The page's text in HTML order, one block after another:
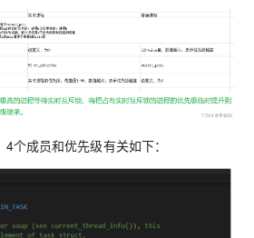
个成员和优先级有关如下：